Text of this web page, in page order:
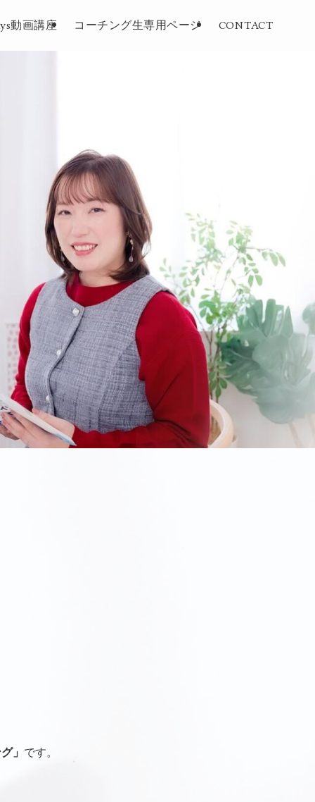
動画講座 コーチング生専用ページ CONTACT
」 です。